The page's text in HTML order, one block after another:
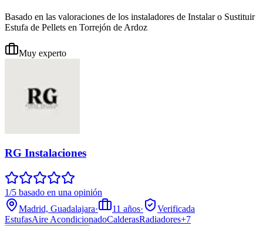
Basado en las valoraciones de los instaladores de Instalar o Sustituir
Estufa de Pellets en Torrejón de Ardoz
Muy experto
RG Instalaciones
1/5 basado en una opinión
Madrid, Guadalajara· 11 años·
Verificada
EstufasAire AcondicionadoCalderasRadiadores+7